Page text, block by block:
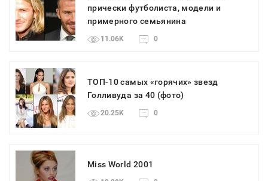
прически футболиста, модели и
примерного семьянина
11.06K 0
ТОП-10 самых «горячих» звезд
Голливуда за 40 (фото)
20.25K 0
Miss World 2001